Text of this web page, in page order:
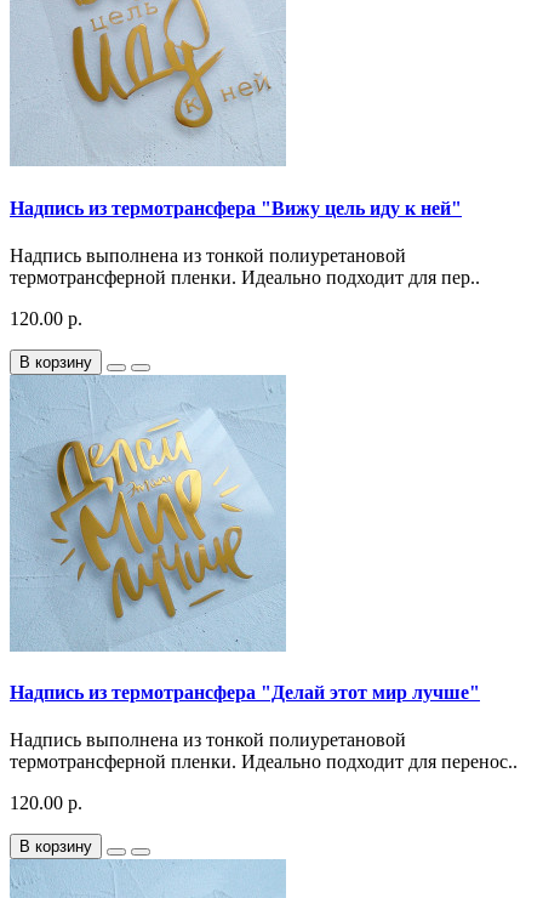
Надпись из термотрансфера "Вижу цель иду к ней"
Надпись выполнена из тонкой полиуретановой
термотрансферной пленки. Идеально подходит для пер..
120.00 р.
В корзину
Надпись из термотрансфера "Делай этот мир лучше"
Надпись выполнена из тонкой полиуретановой
термотрансферной пленки. Идеально подходит для перенос..
120.00 р.
В корзину